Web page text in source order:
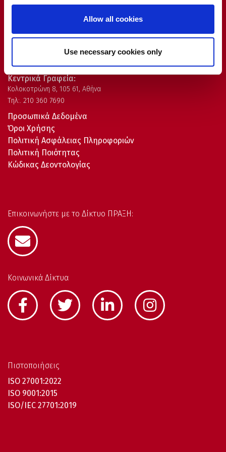
Allow all cookies
Use necessary cookies only
Αθήνα | Θεσσαλονίκη | Ηράκλειο | Βόλος | Πάτρα | Ιωάννινα | Χανιά
Κεντρικά Γραφεία:
Kολοκοτρώνη 8, 105 61, Αθήνα
Τηλ:. 210 360 7690
Προσωπικά Δεδομένα
Όροι Χρήσης
Πολιτική Ασφάλειας Πληροφοριών
Πολιτική Ποιότητας
Κώδικας Δεοντολογίας
Επικοινωνήστε με το Δίκτυο ΠΡΑΞΗ:
Κοινωνικά Δίκτυα
Πιστοποιήσεις
ISO 27001:2022
ISO 9001:2015
ISO/IEC 27701:2019